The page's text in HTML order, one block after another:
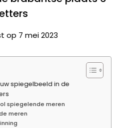
op 7 mei 2023
spiegelbeeld in de
spiegelende meren
meren